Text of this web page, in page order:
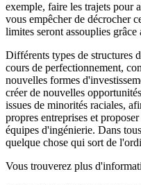
exemple, faire les trajets pour
vous empêcher de décrocher
limites seront assouplies grâce
Différents types de structures
cours de perfectionnement,
nouvelles formes
créer de nouvelles
issues de minorités raciales,
propres entreprises et
équipes d'ingénierie. Dans
quelque chose qui sort de
Vous trouverez plus